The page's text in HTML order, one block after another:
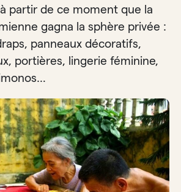
partir de ce moment que la
gagna la sphère privée :
panneaux décoratifs,
portières, lingerie féminine,